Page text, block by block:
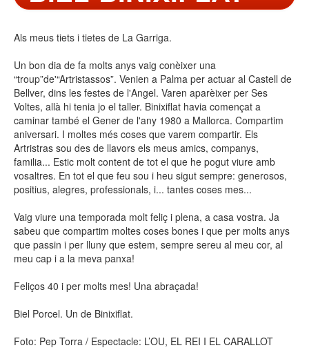
Als meus tiets i tietes de La Garriga.
Un bon dia de fa molts anys vaig conèixer una
“troup”de'“Artristassos”. Venien a Palma per actuar al Castell de
Bellver, dins les festes de l'Angel. Varen aparèixer per Ses
Voltes, allà hi tenia jo el taller. Binixiflat havia començat a
caminar també el Gener de l'any 1980 a Mallorca. Compartim
aniversari. I moltes més coses que varem compartir. Els
Artristras sou des de llavors els meus amics, companys,
familia... Estic molt content de tot el que he pogut viure amb
vosaltres. En tot el que feu sou i heu sigut sempre: generosos,
positius, alegres, professionals, i... tantes coses mes...
Vaig viure una temporada molt feliç i plena, a casa vostra. Ja
sabeu que compartim moltes coses bones i que per molts anys
que passin i per lluny que estem, sempre sereu al meu cor, al
meu cap i a la meva panxa!
Feliços 40 i per molts mes! Una abraçada!
Biel Porcel. Un de Binixiflat.
Foto: Pep Torra / Espectacle: L’OU, EL REI I EL CARALLOT